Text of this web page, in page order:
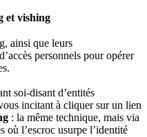
et vishing
ainsi que leurs
personnels pour opérer
soi‑disant d’entités
incitant à cliquer sur un lien
: la même technique, mais via
où l’escroc usurpe l’identité